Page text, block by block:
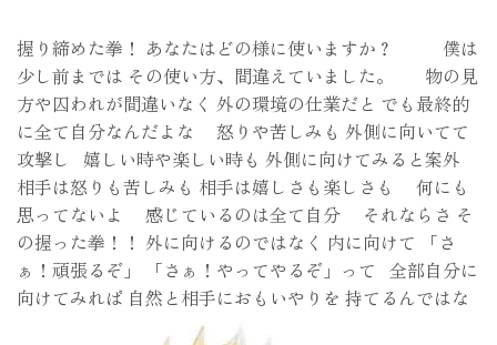
握り締めた拳！ あなたはどの様に使いますか？ 僕は
少し前までは その使い方、間違えていました。 物の見
方や囚われが間違いなく 外の環境の仕業だと でも最終的
に全て自分なんだよな 怒りや苦しみも 外側に向いてて
攻撃し 嬉しい時や楽しい時も 外側に向けてみると案外
相手は怒りも苦しみも 相手は嬉しさも楽しさも 何にも
思ってないよ 感じているのは全て自分 それならさ そ
の握った拳！！ 外に向けるのではなく 内に向けて 「さ
ぁ！頑張るぞ」 「さぁ！やってやるぞ」って 全部自分に
向けてみれば 自然と相手におもいやりを 持てるんではな